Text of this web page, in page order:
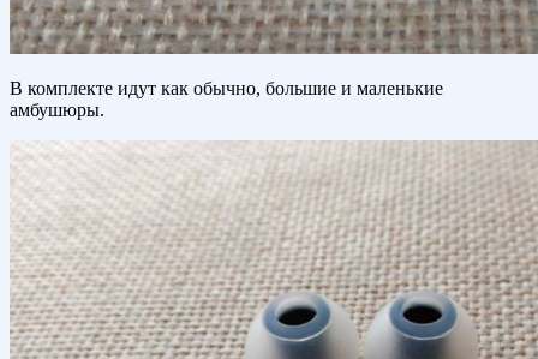
В комплекте идут как обычно, большие и маленькие
амбушюры.